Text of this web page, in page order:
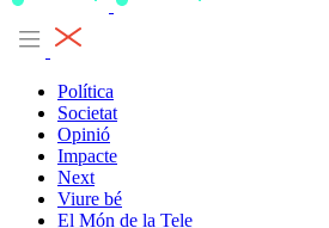
Política
Societat
Opinió
Impacte
Next
Viure bé
El Món de la Tele